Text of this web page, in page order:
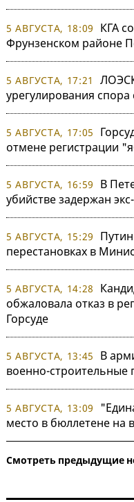
5 АВГУСТА, 18:09
КГА
Фрунзенском районе
5 АВГУСТА, 17:21
урегулирования
5 АВГУСТА, 17:05
отмене регистрации
5 АВГУСТА, 16:59
В
убийстве задержан
5 АВГУСТА, 15:29
перестановках в
5 АВГУСТА, 14:28
обжаловала отказ в
Горсуде
5 АВГУСТА, 13:45
В
военно-строительные
5 АВГУСТА, 13:09
место в бюллетене на
Смотреть